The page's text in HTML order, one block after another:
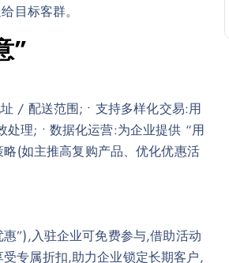
目标客群。
”
/ 配送范围; • 支持多样化交易:用
理; • 数据化运营:为企业提供 “用
(如主推高复购产品、优化优惠活
”),入驻企业可免费参与,借助活动
专属折扣,助力企业锁定长期客户,